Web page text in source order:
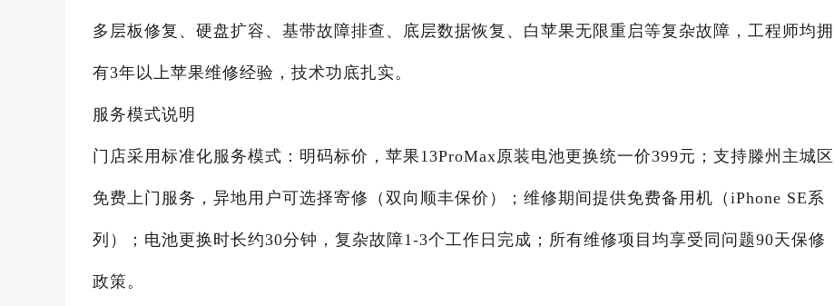
多层板修复、硬盘扩容、基带故障排查、底层数据恢复、白苹果无限重启等复杂故障，工程师均拥
有3年以上苹果维修经验，技术功底扎实。
服务模式说明
门店采用标准化服务模式：明码标价，苹果13ProMax原装电池更换统一价399元；支持滕州主城区
免费上门服务，异地用户可选择寄修（双向顺丰保价）；维修期间提供免费备用机（iPhone SE系
列）；电池更换时长约30分钟，复杂故障1-3个工作日完成；所有维修项目均享受同问题90天保修
政策。